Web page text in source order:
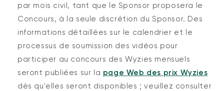
par mois civil, tant que le Sponsor proposera le
Concours, à la seule discrétion du Sponsor. Des
informations détaillées sur le calendrier et le
processus de soumission des vidéos pour
participer au concours des Wyzies mensuels
seront publiées sur la page Web des prix Wyzies
dès qu'elles seront disponibles ; veuillez consulter